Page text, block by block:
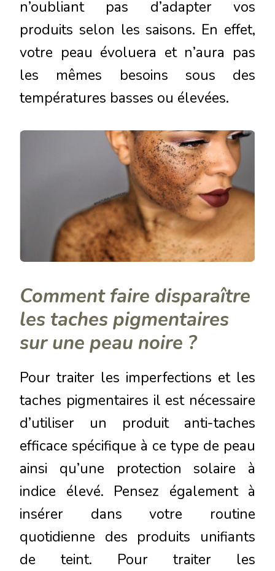
n’oubliant pas d’adapter vos
produits selon les saisons. En effet,
votre peau évoluera et n’aura pas
les mêmes besoins sous des
températures basses ou élevées.
Comment faire disparaître
les taches pigmentaires
sur une peau noire ?
Pour traiter les imperfections et les
taches pigmentaires il est nécessaire
d’utiliser un produit anti-taches
efficace spécifique à ce type de peau
ainsi qu’une protection solaire à
indice élevé. Pensez également à
insérer dans votre routine
quotidienne des produits unifiants
de teint. Pour traiter les